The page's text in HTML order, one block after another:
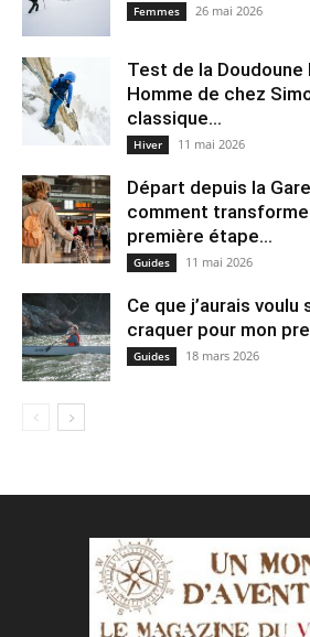
Femmes 26 mai 2026
Test de la Doudoune
Homme de chez
classique...
Hiver 11 mai 2026
Départ depuis la
comment
pre⁠mière étape...
Guides 11 mai 2026
Ce que j’aurais voulu
craquer pour mon
Guides 18 mars 2026